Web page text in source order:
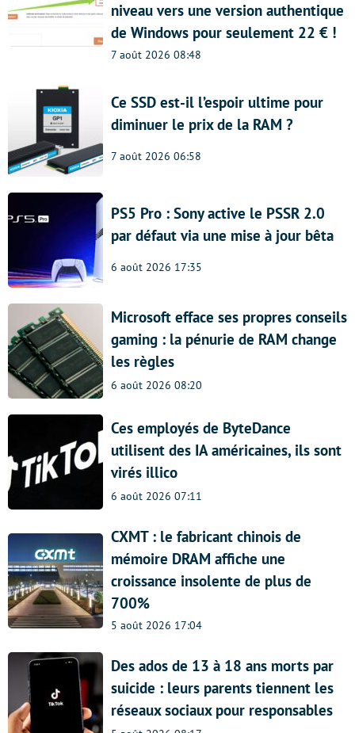
niveau vers une version authentique
de Windows pour seulement 22 € !
7 août 2026 08:48
Ce SSD est-il l’espoir ultime pour
diminuer le prix de la RAM ?
7 août 2026 06:58
PS5 Pro : Sony active le PSSR 2.0
par défaut via une mise à jour bêta
6 août 2026 17:35
Microsoft efface ses propres conseils
gaming : la pénurie de RAM change
les règles
6 août 2026 08:20
Ces employés de ByteDance
utilisent des IA américaines, ils sont
virés illico
6 août 2026 07:11
CXMT : le fabricant chinois de
mémoire DRAM affiche une
croissance insolente de plus de
700%
5 août 2026 17:04
Des ados de 13 à 18 ans morts par
suicide : leurs parents tiennent les
réseaux sociaux pour responsables